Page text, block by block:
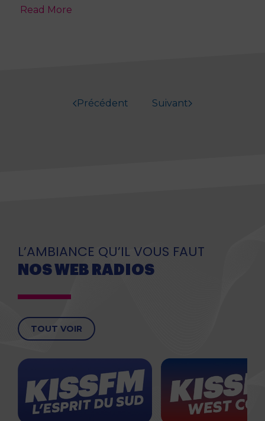
Read More
Précédent Suivant
L’AMBIANCE QU’IL VOUS FAUT
NOS WEB RADIOS
TOUT VOIR